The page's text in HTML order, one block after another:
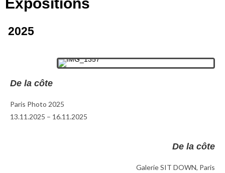
Expositions
2025
De la côte
Paris Photo 2025
13.11.2025 – 16.11.2025
De la côte
Galerie SIT DOWN, Paris